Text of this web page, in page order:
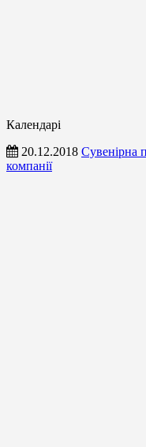
Календарі
20.12.2018 Сувенірна
компанії